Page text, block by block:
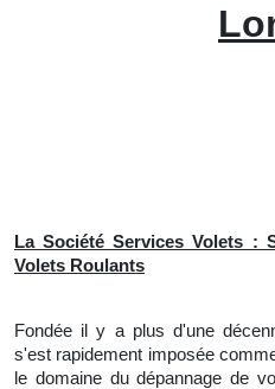
La Société Services Volets :
Volets Roulants
Fondée il y a plus d'une
s'est rapidement imposée
le domaine du dépannage de